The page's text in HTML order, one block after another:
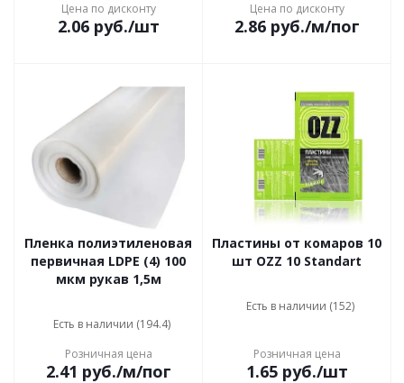
Цена по дисконту
2.06руб./шт
Цена по дисконту
2.86руб./м/пог
Пленка полиэтиленовая
первичная LDPE (4) 100
мкм рукав 1,5м
Есть в наличии (194.4)
Розничная цена
2.41 руб./м/пог
Пластины от комаров 10
шт OZZ 10 Standart
Есть в наличии (152)
Розничная цена
1.65руб./шт